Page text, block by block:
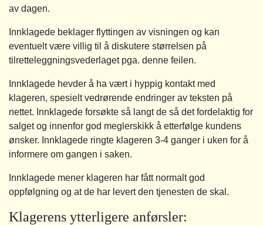
av dagen.
Innklagede beklager flyttingen av visningen og kan
eventuelt være villig til å diskutere størrelsen på
tilretteleggningsvederlaget pga. denne feilen.
Innklagede hevder å ha vært i hyppig kontakt med
klageren, spesielt vedrørende endringer av teksten på
nettet. Innklagede forsøkte så langt de så det fordelaktig for
salget og innenfor god meglerskikk å etterfølge kundens
ønsker. Innklagede ringte klageren 3-4 ganger i uken for å
informere om gangen i saken.
Innklagede mener klageren har fått normalt god
oppfølgning og at de har levert den tjenesten de skal.
Klagerens ytterligere anførsler: